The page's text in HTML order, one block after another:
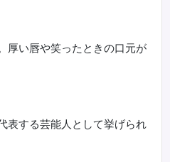
厚い唇や笑ったときの口元が
表する芸能人として挙げられ